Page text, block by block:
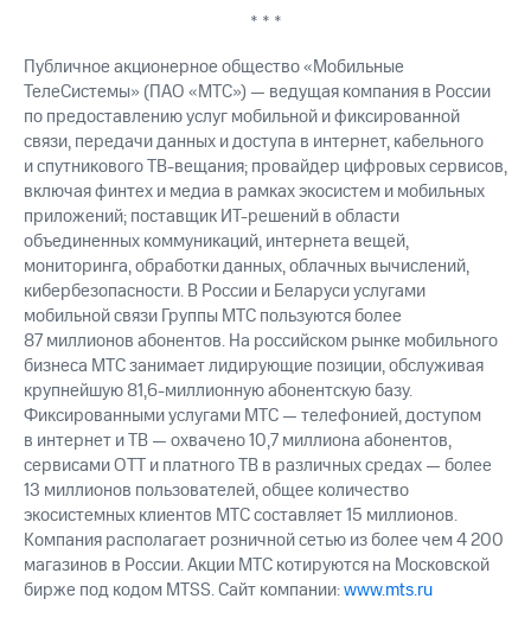
Другое
Регистратор
Реквизиты
Контакты
развитие
деловая этика
На главную
* * *
Публичное акционерное общество «Мобильные
ТелеСистемы» (ПАО «МТС») — ведущая компания в России
по предоставлению услуг мобильной и фиксированной
связи, передачи данных и доступа в интернет, кабельного
и спутникового ТВ-вещания; провайдер цифровых сервисов,
включая финтех и медиа в рамках экосистем и мобильных
приложений; поставщик ИТ-решений в области
объединенных коммуникаций, интернета вещей,
мониторинга, обработки данных, облачных вычислений,
кибербезопасности. В России и Беларуси услугами
мобильной связи Группы МТС пользуются более
87 миллионов абонентов. На российском рынке мобильного
бизнеса МТС занимает лидирующие позиции, обслуживая
крупнейшую 81,6-миллионную абонентскую базу.
Фиксированными услугами МТС — телефонией, доступом
в интернет и ТВ — охвачено 10,7 миллиона абонентов,
сервисами OTT и платного ТВ в различных средах — более
13 миллионов пользователей, общее количество
экосистемных клиентов МТС составляет 15 миллионов.
Компания располагает розничной сетью из более чем 4 200
магазинов в России. Акции МТС котируются на Московской
бирже под кодом MTSS. Сайт компании:www.mts.ru